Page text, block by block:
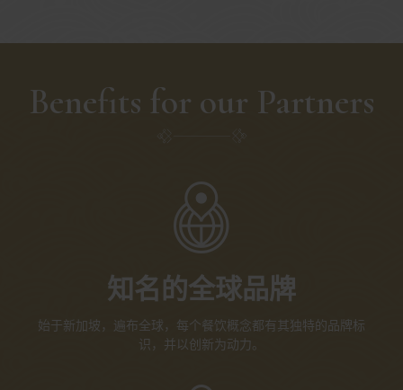
Benefits for our Partners
知名的全球品牌
始于新加坡，遍布全球，每个餐饮概念都有其独特的品牌标
识，并以创新为动力。